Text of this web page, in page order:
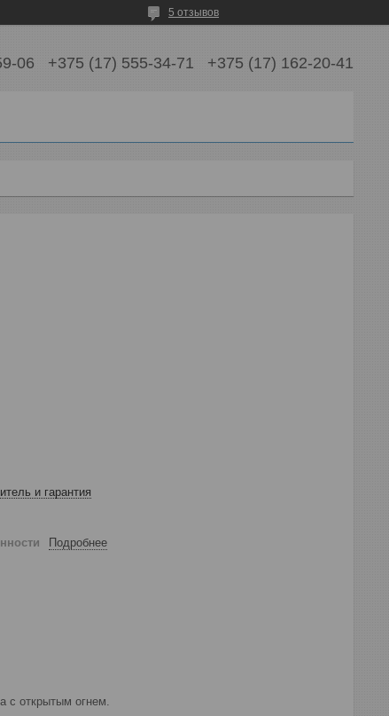
5 отзывов
06 +375 (17) 555-34-71 +375 (17) 162-20-41
и гарантия
Подробнее
с открытым огнем.